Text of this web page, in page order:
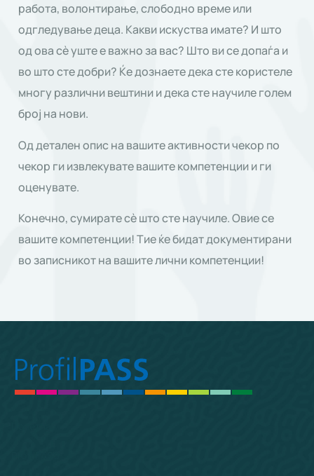
работа, волонтирање, слободно време или
одгледување деца. Какви искуства имате? И што
од ова сè уште е важно за вас? Што ви се допаѓа и
во што сте добри? Ќе дознаете дека сте користеле
многу различни вештини и дека сте научиле голем
број на нови.
Од детален опис на вашите активности чекор по
чекор ги извлекувате вашите компетенции и ги
оценувате.
Конечно, сумирате сè што сте научиле. Овие се
вашите компетенции! Тие ќе бидат документирани
во записникот на вашите лични компетенции!